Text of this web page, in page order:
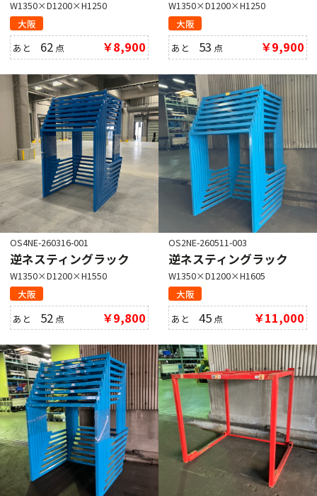
W1350×D1200×H1250
大阪
あと 62 点 ￥8,900
W1350×D1200×H1250
大阪
あと 53 点 ￥9,900
OS4NE-260316-001
逆ネスティングラック
W1350×D1200×H1550
大阪
あと 52 点 ￥9,800
OS2NE-260511-003
逆ネスティングラック
W1350×D1200×H1605
大阪
あと45 点 ￥11,000